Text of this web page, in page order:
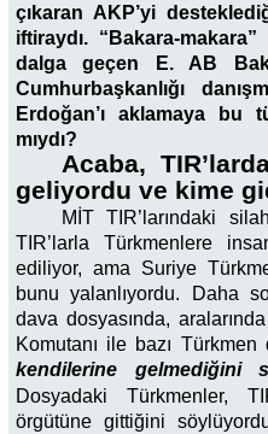
çıkaran AKP’yi
iftiraydı. “Bakara-
dalga geçen E. AB
Cumhurbaşkanlığı
Erdoğan’ı aklamaya bu
mıydı?
Acaba,
geliyordu ve kime
MİT TIR’larındaki
TIR’larla Türkmenlere
ediliyor, ama Suriye
bunu yalanlıyordu. Daha
dava dosyasında,
Komutanı ile bazı
kendilerine gelmediğini
Dosyadaki Türkmenler,
örgütüne gittiğini